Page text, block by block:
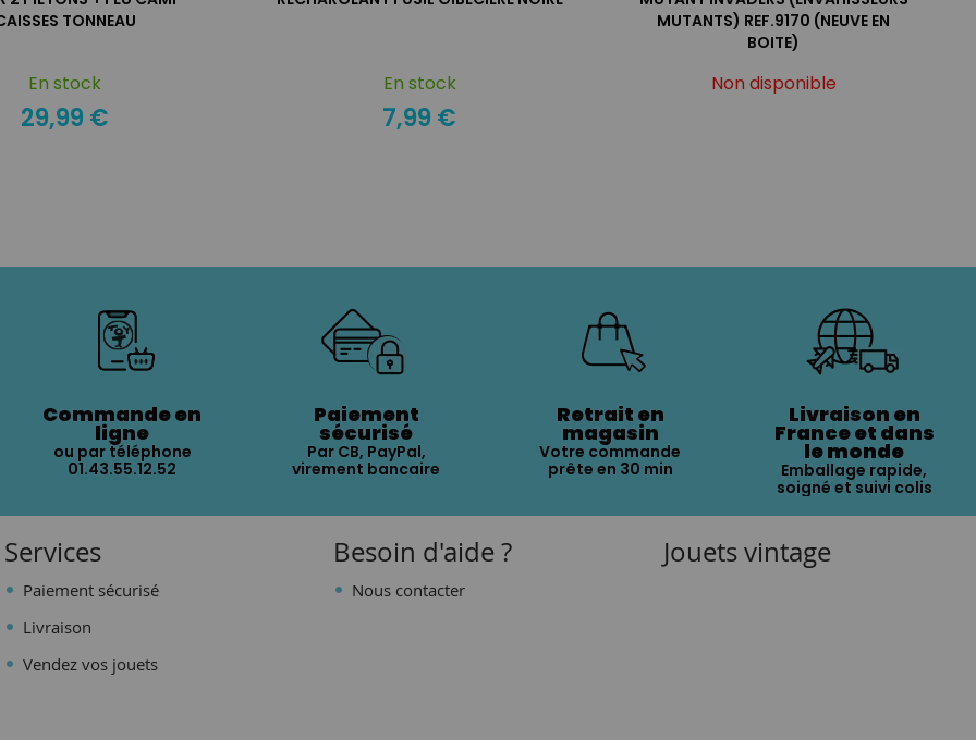
TONNEAU
En stock
29,99 €
En stock
7,99 €
MUTANTS) REF.9170 (NEUVE EN
BOITE)
Non disponible
Commande en
ligne
ou par téléphone
01.43.55.12.52
Paiement
sécurisé
Par CB, PayPal,
virement bancaire
Retrait en
magasin
Votre commande
prête en 30 min
Livraison en
France et dans
le monde
Emballage rapide,
soigné et suivi colis
Services
Paiement sécurisé
Livraison
Vendez vos jouets
Besoin d'aide ?
Nous contacter
Jouets vintage